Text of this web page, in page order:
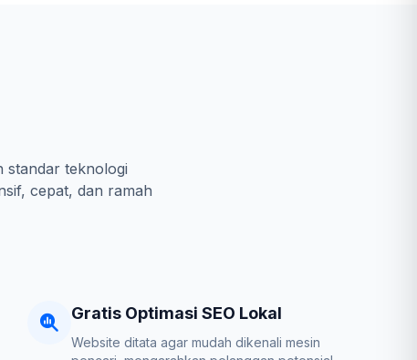
standar teknologi
cepat, dan ramah
Gratis Optimasi SEO Lokal
Website ditata agar mudah dikenali mesin